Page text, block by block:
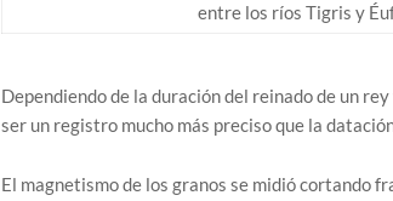
entre los ríos Tigris y
Dependiendo de la duración del reinado de un
ser un registro mucho más preciso que la
El magnetismo de los granos se midió cortando